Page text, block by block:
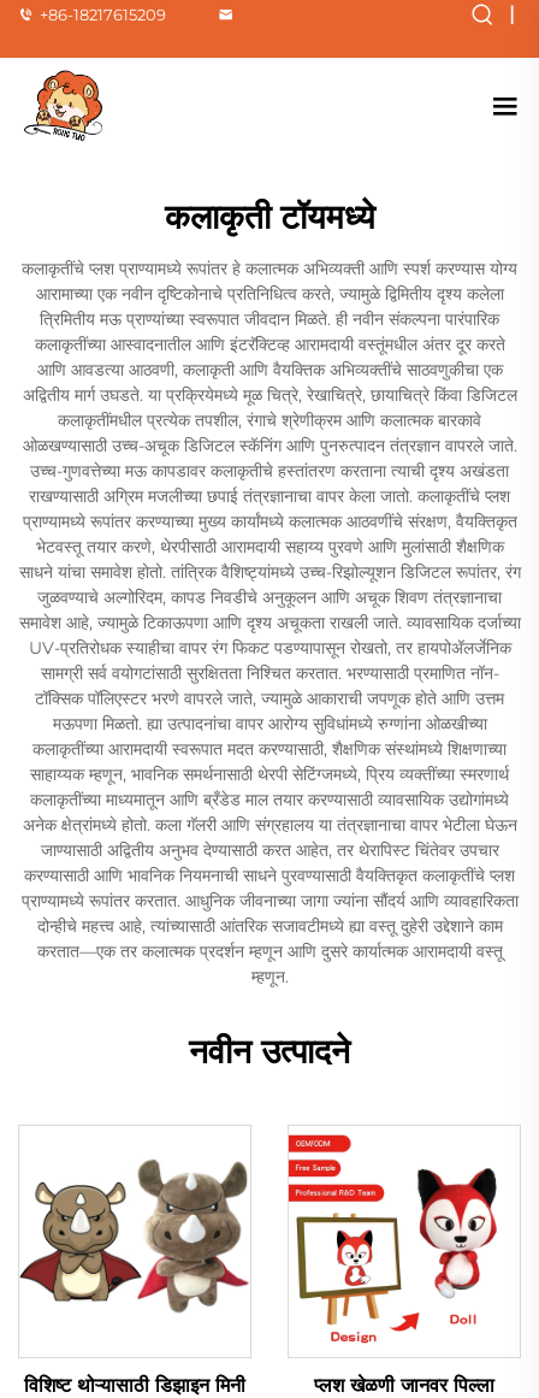
+86-18217615209 |
कलाकृती टॉयमध्ये
कलाकृतींचे प्लश प्राण्यामध्ये रूपांतर हे कलात्मक अभिव्यक्ती आणि स्पर्श करण्यास योग्य
आरामाच्या एक नवीन दृष्टिकोनाचे प्रतिनिधित्व करते, ज्यामुळे द्विमितीय दृश्य कलेला
त्रिमितीय मऊ प्राण्यांच्या स्वरूपात जीवदान मिळते. ही नवीन संकल्पना पारंपारिक
कलाकृतींच्या आस्वादनातील आणि इंटरॅक्टिव्ह आरामदायी वस्तूंमधील अंतर दूर करते
आणि आवडत्या आठवणी, कलाकृती आणि वैयक्तिक अभिव्यक्तींचे साठवणुकीचा एक
अद्वितीय मार्ग उघडते. या प्रक्रियेमध्ये मूळ चित्रे, रेखाचित्रे, छायाचित्रे किंवा डिजिटल
कलाकृतींमधील प्रत्येक तपशील, रंगाचे श्रेणीक्रम आणि कलात्मक बारकावे
ओळखण्यासाठी उच्च-अचूक डिजिटल स्कॅनिंग आणि पुनरुत्पादन तंत्रज्ञान वापरले जाते.
उच्च-गुणवत्तेच्या मऊ कापडावर कलाकृतीचे हस्तांतरण करताना त्याची दृश्य अखंडता
राखण्यासाठी अग्रिम मजलीच्या छपाई तंत्रज्ञानाचा वापर केला जातो. कलाकृतींचे प्लश
प्राण्यामध्ये रूपांतर करण्याच्या मुख्य कार्यांमध्ये कलात्मक आठवणींचे संरक्षण, वैयक्तिकृत
भेटवस्तू तयार करणे, थेरपीसाठी आरामदायी सहाय्य पुरवणे आणि मुलांसाठी शैक्षणिक
साधने यांचा समावेश होतो. तांत्रिक वैशिष्ट्यांमध्ये उच्च-रिझोल्यूशन डिजिटल रूपांतर, रंग
जुळवण्याचे अल्गोरिदम, कापड निवडीचे अनुकूलन आणि अचूक शिवण तंत्रज्ञानाचा
समावेश आहे, ज्यामुळे टिकाऊपणा आणि दृश्य अचूकता राखली जाते. व्यावसायिक दर्जाच्या
UV-प्रतिरोधक स्याहीचा वापर रंग फिकट पडण्यापासून रोखतो, तर हायपोअ‍ॅलर्जेनिक
सामग्री सर्व वयोगटांसाठी सुरक्षितता निश्चित करतात. भरण्यासाठी प्रमाणित नॉन-
टॉक्सिक पॉलिएस्टर भरणे वापरले जाते, ज्यामुळे आकाराची जपणूक होते आणि उत्तम
मऊपणा मिळतो. ह्या उत्पादनांचा वापर आरोग्य सुविधांमध्ये रुग्णांना ओळखीच्या
कलाकृतींच्या आरामदायी स्वरूपात मदत करण्यासाठी, शैक्षणिक संस्थांमध्ये शिक्षणाच्या
साहाय्यक म्हणून, भावनिक समर्थनासाठी थेरपी सेटिंग्जमध्ये, प्रिय व्यक्तींच्या स्मरणार्थ
कलाकृतींच्या माध्यमातून आणि ब्रँडेड माल तयार करण्यासाठी व्यावसायिक उद्योगांमध्ये
अनेक क्षेत्रांमध्ये होतो. कला गॅलरी आणि संग्रहालय या तंत्रज्ञानाचा वापर भेटीला घेऊन
जाण्यासाठी अद्वितीय अनुभव देण्यासाठी करत आहेत, तर थेरापिस्ट चिंतेवर उपचार
करण्यासाठी आणि भावनिक नियमनाची साधने पुरवण्यासाठी वैयक्तिकृत कलाकृतींचे प्लश
प्राण्यामध्ये रूपांतर करतात. आधुनिक जीवनाच्या जागा ज्यांना सौंदर्य आणि व्यावहारिकता
दोन्हीचे महत्त्व आहे, त्यांच्यासाठी आंतरिक सजावटीमध्ये ह्या वस्तू दुहेरी उद्देशाने काम
करतात—एक तर कलात्मक प्रदर्शन म्हणून आणि दुसरे कार्यात्मक आरामदायी वस्तू
म्हणून.
नवीन उत्पादने
विशिष्ट थोऱ्यासाठी डिझाइन मिनी
प्लश खेळणी जानवर पिल्ला